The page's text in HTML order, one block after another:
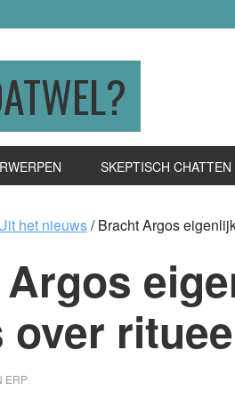
SKEPTISCH CHATTEN
het nieuws/Bracht Argos
over
ERP